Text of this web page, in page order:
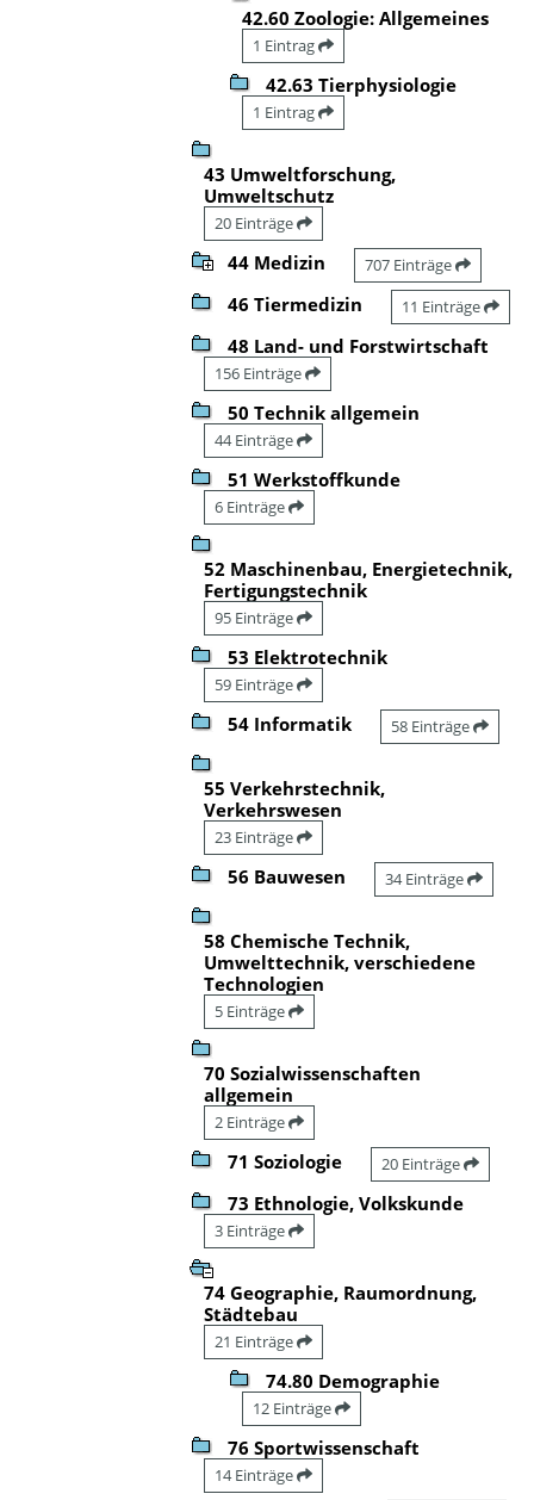
42.60 Zoologie: Allgemeines
1 Eintrag
42.63 Tierphysiologie
1 Eintrag
43 Umweltforschung,
Umweltschutz
20 Einträge
44 Medizin 707 Einträge
46 Tiermedizin 11 Einträge
48 Land- und Forstwirtschaft
156 Einträge
50 Technik allgemein
44 Einträge
51 Werkstoffkunde
6 Einträge
52 Maschinenbau, Energietechnik,
Fertigungstechnik
95 Einträge
53 Elektrotechnik
59 Einträge
54 Informatik 58 Einträge
55 Verkehrstechnik,
Verkehrswesen
23 Einträge
56 Bauwesen 34 Einträge
58 Chemische Technik,
Umwelttechnik, verschiedene
Technologien
5 Einträge
70 Sozialwissenschaften
allgemein
2 Einträge
71 Soziologie 20 Einträge
73 Ethnologie, Volkskunde
3 Einträge
74 Geographie, Raumordnung,
Städtebau
21 Einträge
74.80 Demographie
12 Einträge
76 Sportwissenschaft
14 Einträge